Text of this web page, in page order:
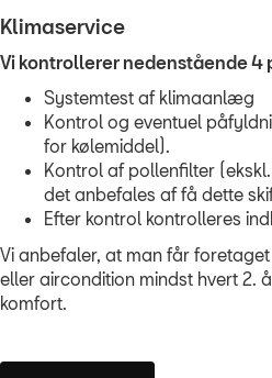
Klimaservice
Vi kontrollerer nedenstående 4
Systemtest af klimaanlæg
Kontrol og eventuel
for kølemiddel).
Kontrol af pollenfilter
det anbefales af få dette
Efter kontrol kontrolleres
Vi anbefaler, at man får
eller aircondition mindst hvert 2.
komfort.